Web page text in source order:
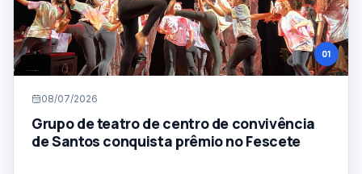
DATA INICIAL
DATA FINAL
ORDENAÃ§Ã£O
01
08/07/2026
Grupo de teatro de centro de convivência
de Santos conquista prêmio no Fescete